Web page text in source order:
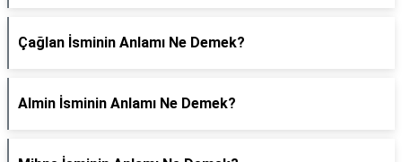
Çağlan İsminin Anlamı Ne Demek?
Almin İsminin Anlamı Ne Demek?